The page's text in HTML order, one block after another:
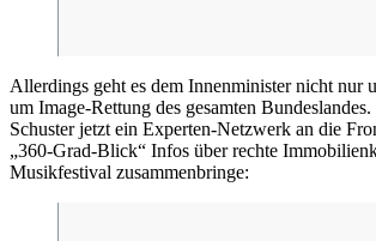
Allerdings geht es dem Innenminister nicht nur
um Image-Rettung des gesamten
Schuster jetzt ein Experten-Netzwerk an die
„360-Grad-Blick“ Infos über rechte
Musikfestival zusammenbringe: